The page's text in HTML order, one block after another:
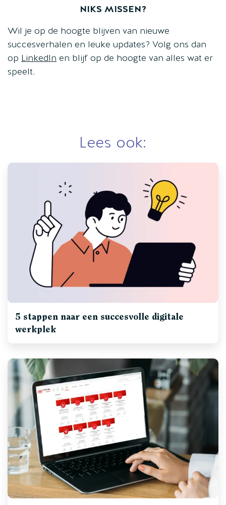
NIKS MISSEN?
Wil je op de hoogte blijven van nieuwe
succesverhalen en leuke updates? Volg ons dan
op LinkedIn en blijf op de hoogte van alles wat er
speelt.
Lees ook:
5 stappen naar een succesvolle digitale
werkplek